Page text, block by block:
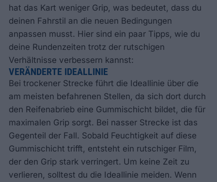
hat das Kart weniger Grip, was bedeutet, dass du
deinen Fahrstil an die neuen Bedingungen
anpassen musst. Hier sind ein paar Tipps, wie du
deine Rundenzeiten trotz der rutschigen
Verhältnisse verbessern kannst:
VERÄNDERTE IDEALLINIE
Bei trockener Strecke führt die Ideallinie über die
am meisten befahrenen Stellen, da sich dort durch
den Reifenabrieb eine Gummischicht bildet, die für
maximalen Grip sorgt. Bei nasser Strecke ist das
Gegenteil der Fall. Sobald Feuchtigkeit auf diese
Gummischicht trifft, entsteht ein rutschiger Film,
der den Grip stark verringert. Um keine Zeit zu
verlieren, solltest du die Ideallinie meiden. Wenn